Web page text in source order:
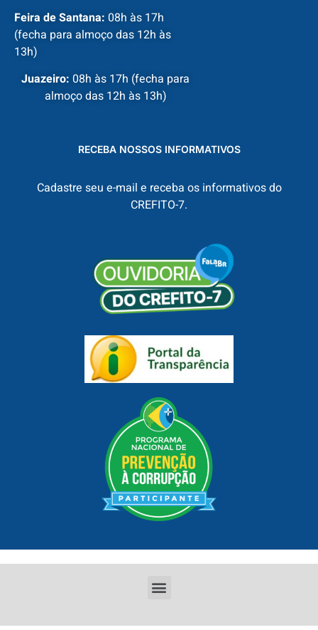
Feira de Santana: 08h às 17h
(fecha para almoço das 12h às
13h)
Juazeiro: 08h às 17h (fecha para
almoço das 12h às 13h)
RECEBA NOSSOS INFORMATIVOS
Cadastre seu e-mail e receba os informativos do
CREFITO-7.